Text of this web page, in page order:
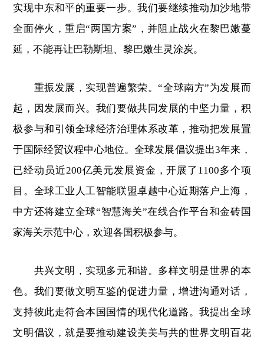
实现中东和平的重要一步。我们要继续推动加沙地带
全面停火，重启“两国方案”，并阻止战火在黎巴嫩蔓
延，不能再让巴勒斯坦、黎巴嫩生灵涂炭。
重振发展，实现普遍繁荣。“全球南方”为发展而
起，因发展而兴。我们要做共同发展的中坚力量，积
极参与和引领全球经济治理体系改革，推动把发展置
于国际经贸议程中心地位。全球发展倡议提出3年来，
已经动员近200亿美元发展资金，开展了1100多个项
目。全球工业人工智能联盟卓越中心近期落户上海，
中方还将建立全球“智慧海关”在线合作平台和金砖国
家海关示范中心，欢迎各国积极参与。
共兴文明，实现多元和谐。多样文明是世界的本
色。我们要做文明互鉴的促进力量，增进沟通对话，
支持彼此走符合本国国情的现代化道路。我提出全球
文明倡议，就是要推动建设美美与共的世界文明百花